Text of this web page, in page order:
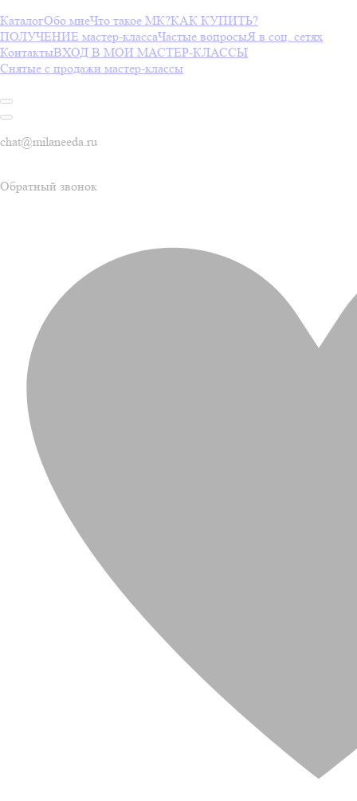
КаталогОбо мнеЧто такое МК?КАК КУПИТЬ?
ПОЛУЧЕНИЕ мастер-классаЧастые вопросыЯ в соц. сетях
КонтактыВХОД В МОИ МАСТЕР-КЛАССЫ
Снятые с продажи мастер-классы
chat@milaneeda.ru
Обратный звонок